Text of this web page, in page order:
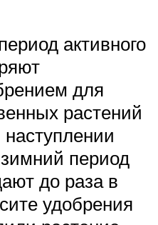
активного
для
растений
период
до раза в
удобрения